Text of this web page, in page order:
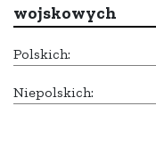
wojskowych
Polskich:
Niepolskich: